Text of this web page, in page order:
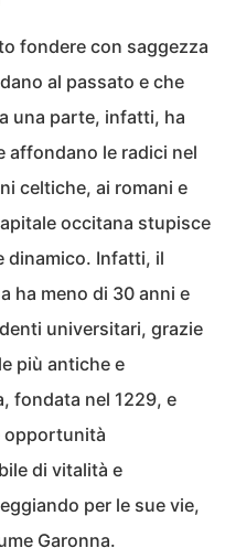
fondere con saggezza
al passato e che
una parte, infatti, ha
affondano le radici nel
celtiche, ai romani e
occitana stupisce
dinamico. Infatti, il
ha meno di 30 anni e
universitari, grazie
più antiche e
fondata nel 1229, e
opportunità
di vitalità e
per le sue vie,
Garonna.